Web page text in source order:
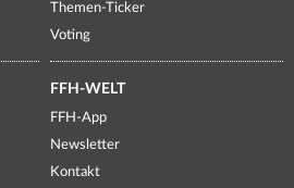
Themen-Ticker
Voting
FFH-WELT
FFH-App
Newsletter
Kontakt